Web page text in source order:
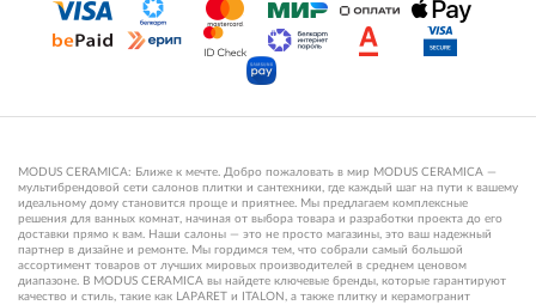
MODUS CERAMICA: Ближе к мечте. Добро пожаловать в мир MODUS CERAMICA —
мультибрендовой сети салонов плитки и сантехники, где каждый шаг на пути к вашему
идеальному дому становится проще и приятнее. Мы предлагаем комплексные
решения для ванных комнат, начиная от выбора товара и разработки проекта до его
доставки прямо к вам. Наши салоны — это не просто магазины, это ваш надежный
партнер в дизайне и ремонте. Мы гордимся тем, что собрали самый большой
ассортимент товаров от лучших мировых производителей в среднем ценовом
диапазоне. В MODUS CERAMICA вы найдете ключевые бренды, которые гарантируют
качество и стиль, такие как LAPARET и ITALON, а также плитку и керамогранит